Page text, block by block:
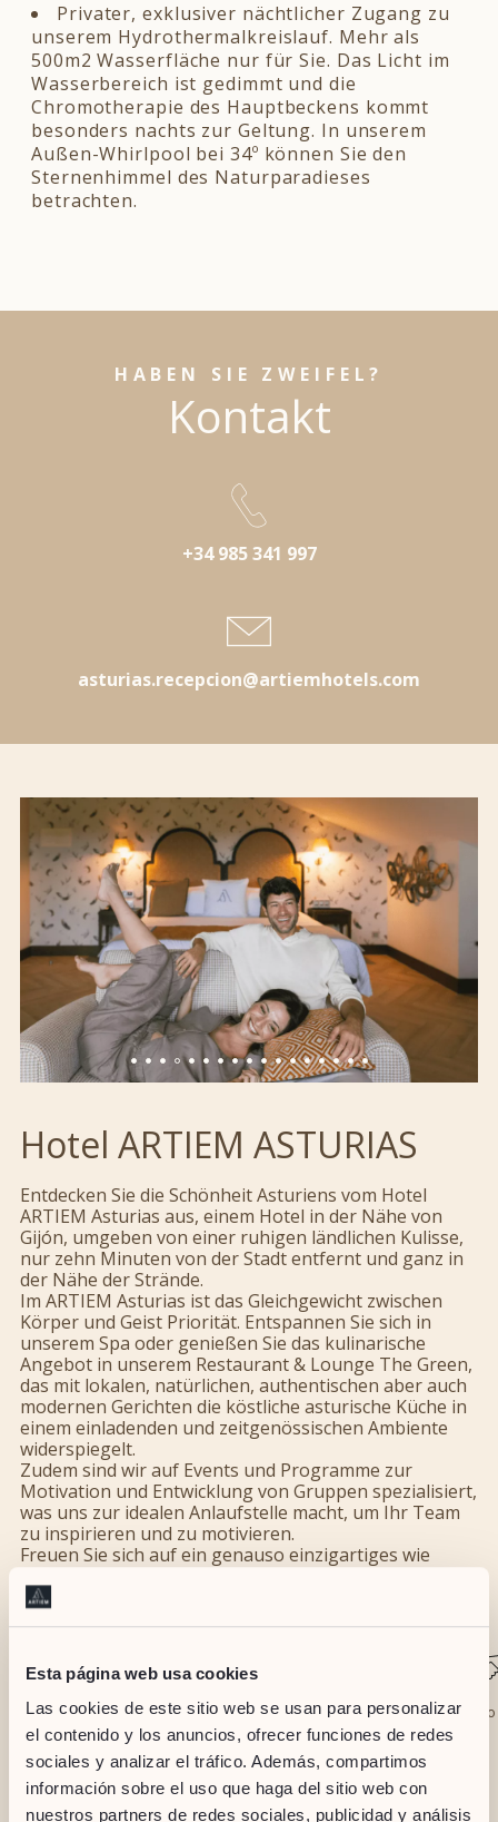
Esta página web usa cookies
Las cookies de este sitio web se usan para personalizar
el contenido y los anuncios, ofrecer funciones de redes
sociales y analizar el tráfico. Además, compartimos
información sobre el uso que haga del sitio web con
nuestros partners de redes sociales, publicidad y análisis
Privater, exklusiver nächtlicher Zugang zu
unserem Hydrothermalkreislauf. Mehr als
500m2 Wasserfläche nur für Sie. Das Licht im
Wasserbereich ist gedimmt und die
Chromotherapie des Hauptbeckens kommt
besonders nachts zur Geltung. In unserem
Außen-Whirlpool bei 34º können Sie den
Sternenhimmel des Naturparadieses
betrachten.
HABEN SIE ZWEIFEL?
Kontakt
+34 985 341 997
asturias.recepcion@artiemhotels.com
Hotel ARTIEM ASTURIAS
Entdecken Sie die Schönheit Asturiens vom Hotel
ARTIEM Asturias aus, einem Hotel in der Nähe von
Gijón, umgeben von einer ruhigen ländlichen Kulisse,
nur zehn Minuten von der Stadt entfernt und ganz in
der Nähe der Strände.
Im ARTIEM Asturias ist das Gleichgewicht zwischen
Körper und Geist Priorität. Entspannen Sie sich in
unserem Spa oder genießen Sie das kulinarische
Angebot in unserem Restaurant & Lounge The Green,
das mit lokalen, natürlichen, authentischen aber auch
modernen Gerichten die köstliche asturische Küche in
einem einladenden und zeitgenössischen Ambiente
widerspiegelt.
Zudem sind wir auf Events und Programme zur
Motivation und Entwicklung von Gruppen spezialisiert,
was uns zur idealen Anlaufstelle macht, um Ihr Team
zu inspirieren und zu motivieren.
Freuen Sie sich auf ein genauso einzigartiges wie
authentisches Wohlfühlerlebnis.
Relax Sport Gastronomie